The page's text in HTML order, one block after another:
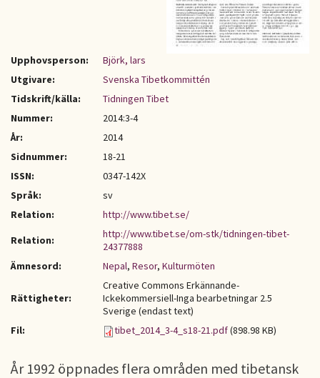
Upphovsperson:
Björk, lars
Utgivare:
Svenska Tibetkommittén
Tidskrift/källa:
Tidningen Tibet
Nummer:
2014:3-4
År:
2014
Sidnummer:
18-21
ISSN:
0347-142X
Språk:
sv
Relation:
http://www.tibet.se/
Relation:
http://www.tibet.se/om-stk/tidningen-tibet-
24377888
Ämnesord:
Nepal, Resor, Kulturmöten
Rättigheter:
Creative Commons Erkännande-
Ickekommersiell-Inga bearbetningar 2.5
Sverige (endast text)
Fil:
tibet_2014_3-4_s18-21.pdf(898.98 KB)
År 1992 öppnades flera områden med tibetansk